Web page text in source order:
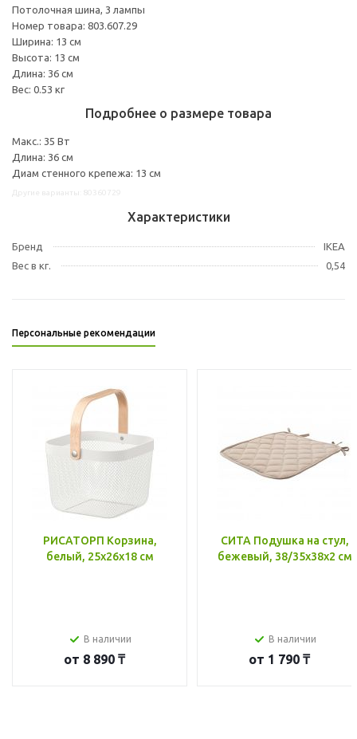
Потолочная шина, 3 лампы
Номер товара: 803.607.29
Ширина: 13 см
Высота: 13 см
Длина: 36 см
Вес: 0.53 кг
Подробнее о размере товара
Макс.: 35 Вт
Длина: 36 см
Диам стенного крепежа: 13 см
Характеристики
Бренд
IKEA
Вес в кг.
0,54
Персональные рекомендации
РИСАТОРП Корзина,
белый, 25x26x18 см
В наличии
от 8 890 ₸
СИТА Подушка на стул,
бежевый, 38/35x38x2 см
В наличии
от 1 790 ₸